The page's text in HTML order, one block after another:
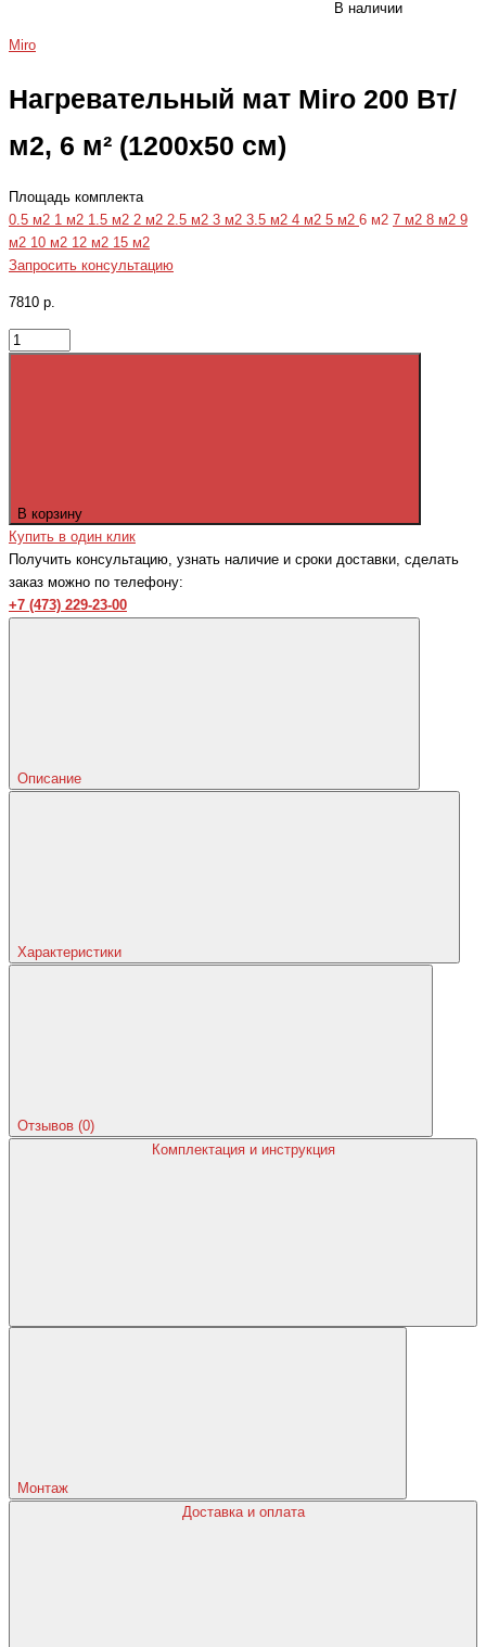
В наличии
Miro
Нагревательный мат Miro 200 Вт/
м2, 6 м² (1200x50 см)
Площадь комплекта
0.5 м2 1 м2 1.5 м2 2 м2 2.5 м2 3 м2 3.5 м2 4 м2 5 м2 6 м2 7 м2 8 м2 9
м2 10 м2 12 м2 15 м2
Запросить консультацию
7810 р.
В корзину
Купить в один клик
Получить консультацию, узнать наличие и сроки доставки, сделать
заказ можно по телефону:
+7 (473) 229-23-00
Описание
Характеристики
Отзывов (0)
Комплектация и инструкция
Монтаж
Доставка и оплата